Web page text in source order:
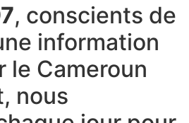
, conscients de
information
le Cameroun
nous